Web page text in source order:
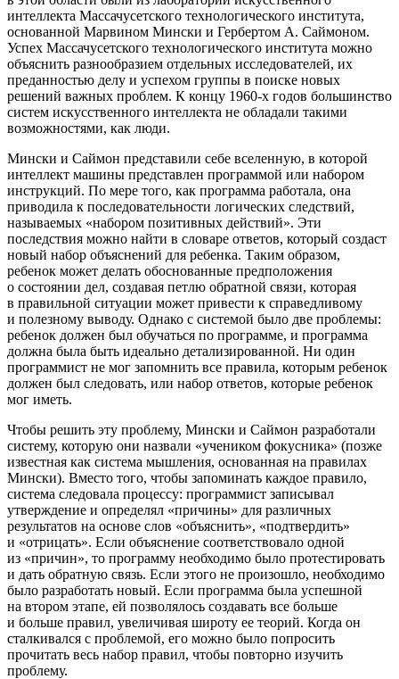
интеллекта Массачусетского технологического института,
основанной Марвином Мински и Гербертом А. Саймоном.
Успех Массачусетского технологического института можно
объяснить разнообразием отдельных исследователей, их
преданностью делу и успехом группы в поиске новых
решений важных проблем. К концу 1960-х годов большинство
систем искусственного интеллекта не обладали такими
возможностями, как люди.
Мински и Саймон представили себе вселенную, в которой
интеллект машины представлен программой или набором
инструкций. По мере того, как программа работала, она
приводила к последовательности логических следствий,
называемых «набором позитивных действий». Эти
последствия можно найти в словаре ответов, который создаст
новый набор объяснений для ребенка. Таким образом,
ребенок может делать обоснованные предположения
о состоянии дел, создавая петлю обратной связи, которая
в правильной ситуации может привести к справедливому
и полезному выводу. Однако с системой было две проблемы:
ребенок должен был обучаться по программе, и программа
должна была быть идеально детализированной. Ни один
программист не мог запомнить все правила, которым ребенок
должен был следовать, или набор ответов, которые ребенок
мог иметь.
Чтобы решить эту проблему, Мински и Саймон разработали
систему, которую они назвали «учеником фокусника» (позже
известная как система мышления, основанная на правилах
Мински). Вместо того, чтобы запоминать каждое правило,
система следовала процессу: программист записывал
утверждение и определял «причины» для различных
результатов на основе слов «объяснить», «подтвердить»
и «отрицать». Если объяснение соответствовало одной
из «причин», то программу необходимо было протестировать
и дать обратную связь. Если этого не произошло, необходимо
было разработать новый. Если программа была успешной
на втором этапе, ей позволялось создавать все больше
и больше правил, увеличивая широту ее теорий. Когда он
сталкивался с проблемой, его можно было попросить
прочитать весь набор правил, чтобы повторно изучить
проблему.